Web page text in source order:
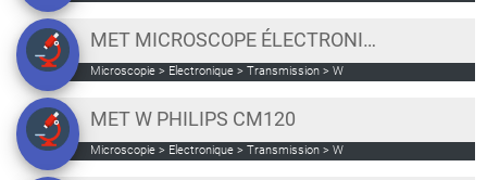
MET MICROSCOPE ÉLECTRONIQUE À TRANSMISSION JEOL JEM 1400
Microscopie > Electronique > Transmission > W
MET W PHILIPS CM120
Microscopie > Electronique > Transmission > W